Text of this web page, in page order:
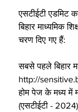
एसटीईटी एडमिट
बिहार माध्यमिक
चरण दिए गए हैं:
सबसे पहले बिहार
http://
होम पेज के मध्य में
(एसटीईटी -